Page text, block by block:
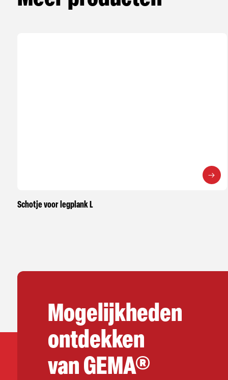
Schotje voor legplank L
Mogelijkheden
ontdekken
van GEMA®